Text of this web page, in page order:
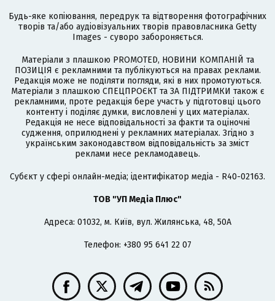
Будь-яке копіювання, передрук та відтворення фотографічних
творів та/або аудіовізуальних творів правовласника Getty
Images - суворо забороняється.
Матеріали з плашкою PROMOTED, НОВИНИ КОМПАНІЙ та
ПОЗИЦІЯ є рекламними та публікуються на правах реклами.
Редакція може не поділяти погляди, які в них промотуються.
Матеріали з плашкою СПЕЦПРОЄКТ та ЗА ПІДТРИМКИ також є
рекламними, проте редакція бере участь у підготовці цього
контенту і поділяє думки, висловлені у цих матеріалах.
Редакція не несе відповідальності за факти та оціночні
судження, оприлюднені у рекламних матеріалах. Згідно з
українським законодавством відповідальність за зміст
реклами несе рекламодавець.
Cубєкт у сфері онлайн-медіа; ідентифікатор медіа - R40-02163.
ТОВ "УП Медіа Плюс"
Адреса: 01032, м. Київ, вул. Жилянська, 48, 50А
Телефон: +380 95 641 22 07